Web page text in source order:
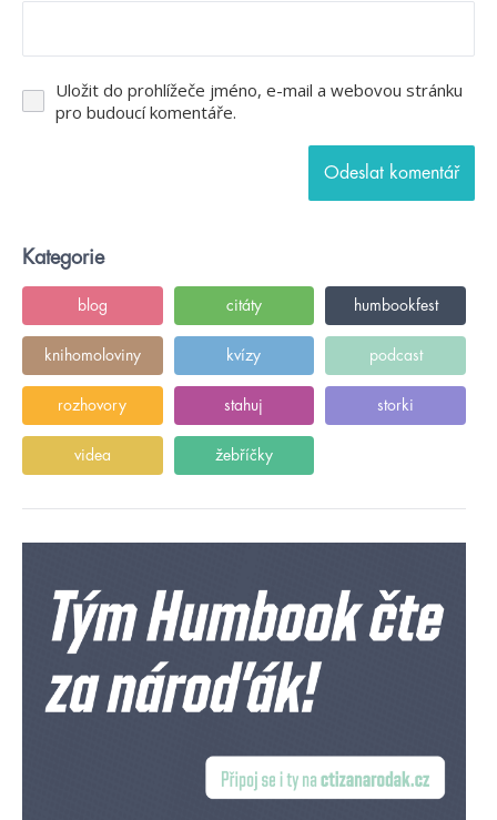
Uložit do prohlížeče jméno, e-mail a webovou stránku
pro budoucí komentáře.
Kategorie
blog citáty humbookfest
knihomoloviny kvízy podcast
rozhovory stahuj storki
videa žebříčky